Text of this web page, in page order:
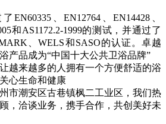
、EN12764、EN14428、
和AS1172.2-1999的测试，并通过了
、WELS和SASO的认证。卓越
产品成为“中国十大公共卫浴品牌”
越来越多的人拥有一个方便舒适的浴
心生命和健康
市潮安区古巷镇枫二工业区，我们热
，洽谈业务，携手合作，共创美好未